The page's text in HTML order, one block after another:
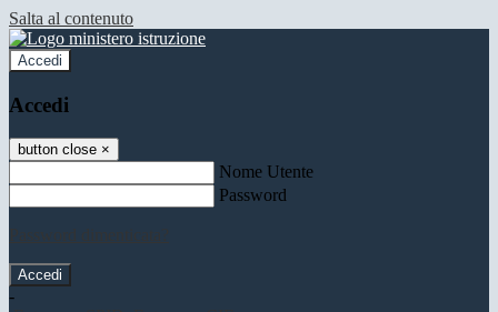
Salta al contenuto
Accedi
Accedi
button close ×
Nome Utente
Password
-